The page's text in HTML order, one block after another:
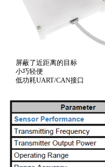
屏蔽了近距离的目
小巧轻便
低功耗UART/CAN接口